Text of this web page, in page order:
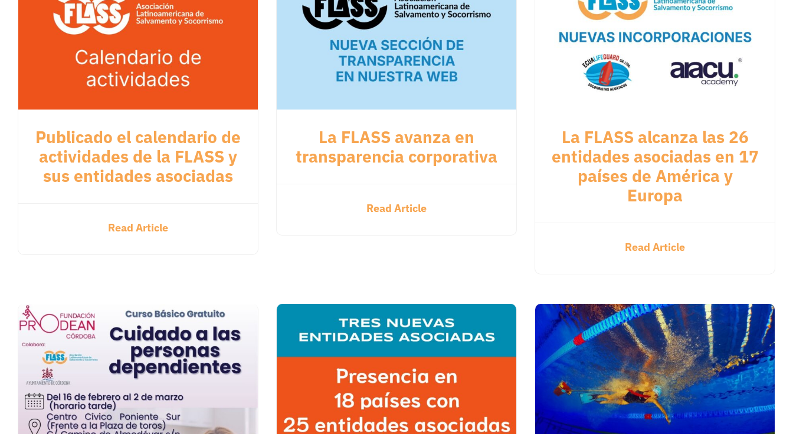
Publicado el calendario de
actividades de la FLASS y
sus entidades asociadas
Read Article
La FLASS avanza en
transparencia corporativa
Read Article
La FLASS alcanza las 26
entidades asociadas en 17
países de América y
Europa
Read Article